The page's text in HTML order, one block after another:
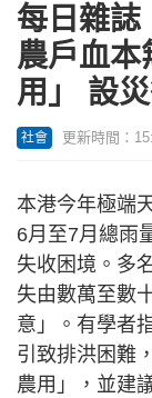
每日雜誌
農戶血本
用」 設
社會 更新時間：
本港今年極端
6月至7月總雨
失收困境。多
失由數萬至數
意」。有學者
引致排洪困難
農用」，並建